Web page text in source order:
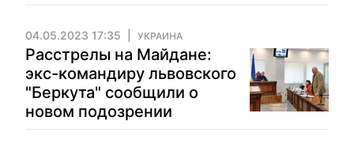
04.05.2023 17:35 УКРАИНА
Расстрелы на Майдане:
экс-командиру львовского
"Беркута" сообщили о
новом подозрении